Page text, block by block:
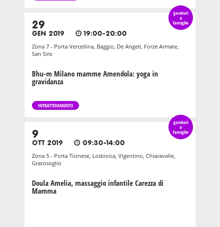
genitori
e
famiglie
29
GEN 2019 19:00-20:00
Zona 7 - Porta Vercellina, Baggio, De Angeli, Forze Armate,
San Siro
Bhu-m Milano mamme Amendola: yoga in
gravidanza
INTRATTENIMENTO
genitori
e
famiglie
9
OTT 2019 09:30-14:00
Zona 5 - Porta Ticinese, Lodovica, Vigentino, Chiaravalle,
Gratosoglio
Doula Amelia, massaggio infantile Carezza di
Mamma